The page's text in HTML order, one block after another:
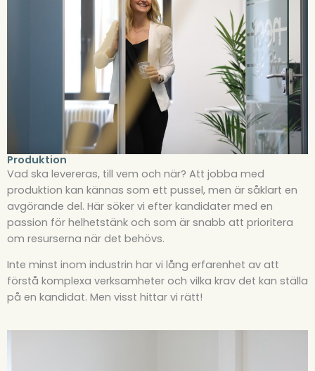
Produktion
Vad ska levereras, till vem och när? Att jobba med
produktion kan kännas som ett pussel, men är såklart en
avgörande del. Här söker vi efter kandidater med en
passion för helhetstänk och som är snabb att prioritera
om resurserna när det behövs.
Inte minst inom industrin har vi lång erfarenhet av att
förstå komplexa verksamheter och vilka krav det kan ställa
på en kandidat. Men visst hittar vi rätt!